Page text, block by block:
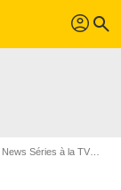
profil search
News Séries à la TV